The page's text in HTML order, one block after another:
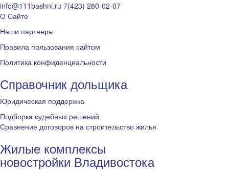
info@111bashni.ru 7(423) 280-02-07
О Сайте
Наши партнеры
Правила пользования сайтом
Политика конфиденциальности
Справочник дольщика
Юридическая поддержка
Подборка судебных решений
Сравнение договоров на строительство жилья
Жилые комплексы
новостройки Владивостока